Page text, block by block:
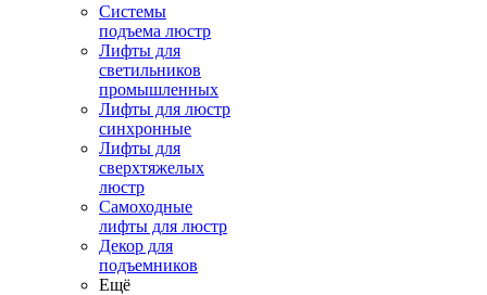
Системы
подъема люстр
Лифты для
светильников
промышленных
Лифты для люстр
синхронные
Лифты для
сверхтяжелых
люстр
Самоходные
лифты для люстр
Декор для
подъемников
Ещё